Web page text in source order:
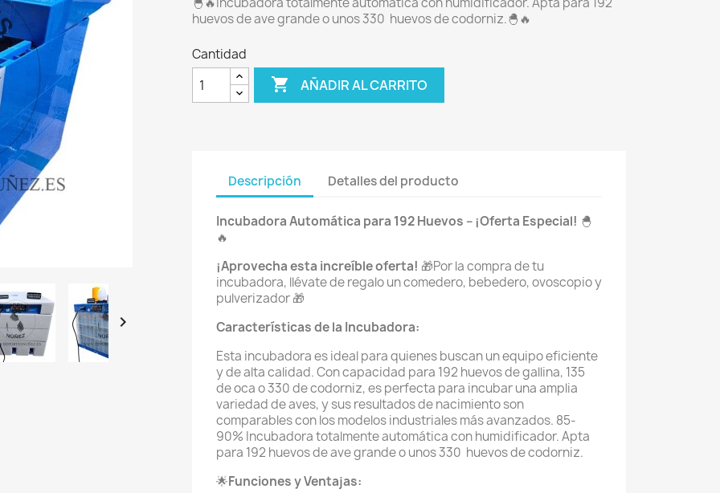

huevos de ave grande o unos 330 huevos de codorniz.🐣🔥
Cantidad
 AÑADIR AL CARRITO
Descripción Detalles del producto
Incubadora Automática para 192 Huevos – ¡Oferta Especial! 🐣
🔥
¡Aprovecha esta increíble oferta! 🎁Por la compra de tu
incubadora, llévate de regalo un comedero, bebedero, ovoscopio y
pulverizador 🎁
Características de la Incubadora:
Esta incubadora es ideal para quienes buscan un equipo eficiente
y de alta calidad. Con capacidad para 192 huevos de gallina, 135
de oca o 330 de codorniz, es perfecta para incubar una amplia
variedad de aves, y sus resultados de nacimiento son
comparables con los modelos industriales más avanzados. 85-
90% Incubadora totalmente automática con humidificador. Apta
para 192 huevos de ave grande o unos 330 huevos de codorniz.
🌟Funciones y Ventajas: